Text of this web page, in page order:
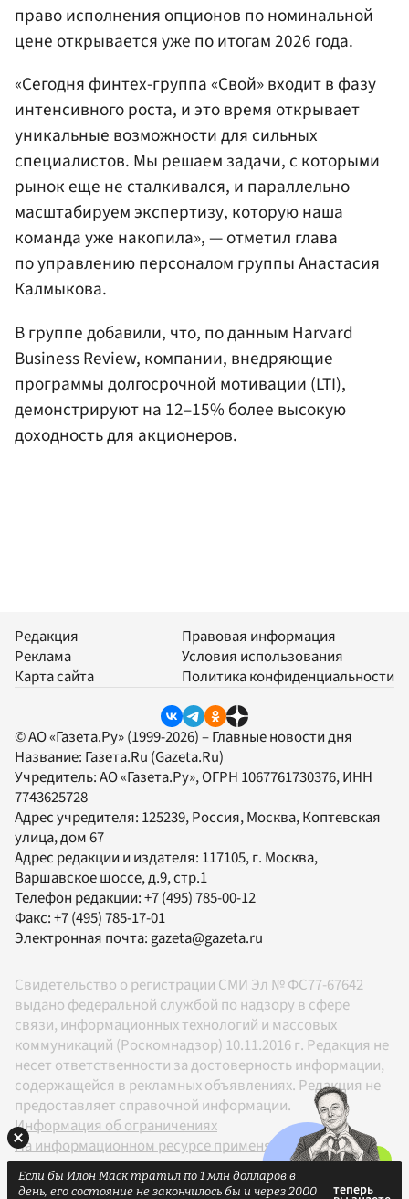
право исполнения опционов по номинальной
цене открывается уже по итогам 2026 года.
«Сегодня финтех-группа «Свой» входит в фазу
интенсивного роста, и это время открывает
уникальные возможности для сильных
специалистов. Мы решаем задачи, с которыми
рынок еще не сталкивался, и параллельно
масштабируем экспертизу, которую наша
команда уже накопила», — отметил глава
по управлению персоналом группы Анастасия
Калмыкова.
В группе добавили, что, по данным Harvard
Business Review, компании, внедряющие
программы долгосрочной мотивации (LTI),
демонстрируют на 12–15% более высокую
доходность для акционеров.
Редакция
Реклама
Карта сайта
Правовая информация
Условия использования
Политика конфиденциальности
© АО «Газета.Ру» (1999-2026) – Главные новости дня
Название: Газета.Ru (Gazeta.Ru)
Учредитель:АО «Газета.Ру», ОГРН 1067761730376, ИНН
7743625728
Адрес учредителя: 125239, Россия, Москва, Коптевская
улица, дом 67
Адрес редакции и издателя: 117105, г. Москва,
Варшавское шоссе, д.9, стр.1
Телефон редакции:+7 (495) 785-00-12
Факс:+7 (495) 785-17-01
Электронная почта:gazeta@gazeta.ru
Свидетельство о регистрации СМИ Эл № ФС77-67642
выдано федеральной службой по надзору в сфере
связи, информационных технологий и массовых
коммуникаций (Роскомнадзор) 10.11.2016 г. Редакция не
несет ответственности за достоверность информации,
содержащейся в рекламных объявлениях. Редакция не
предоставляет справочной информации.
Информация об ограничениях
На информационном ресурсе применяются
рекомендательные технологии в соответствии с
Правилами
Если бы Илон Маск тратил по 1 млн долларов в
день, его состояние не закончилось бы и через 2000